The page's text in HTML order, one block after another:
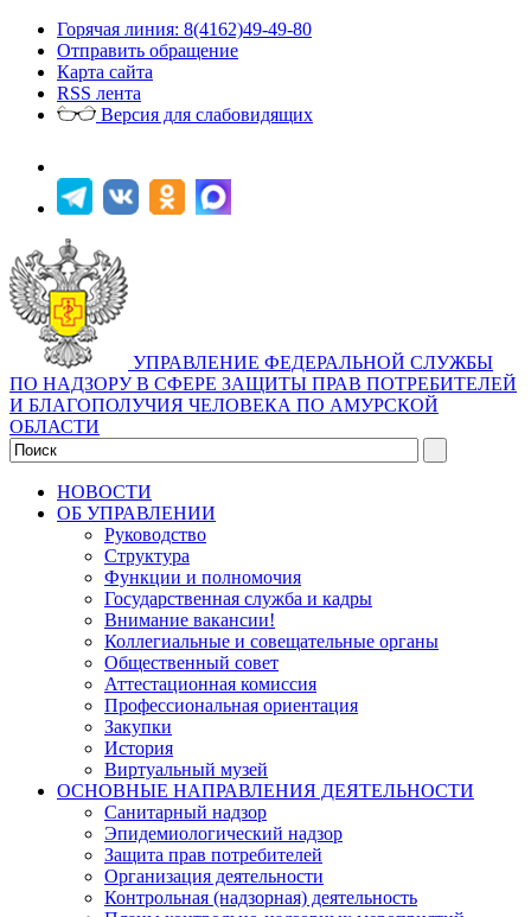
Горячая линия: 8(4162)49-49-80
Отправить обращение
Карта сайта
RSS лента
Версия для слабовидящих
УПРАВЛЕНИЕ ФЕДЕРАЛЬНОЙ СЛУЖБЫ
ПО НАДЗОРУ В СФЕРЕ ЗАЩИТЫ ПРАВ ПОТРЕБИТЕЛЕЙ
И БЛАГОПОЛУЧИЯ ЧЕЛОВЕКА ПО АМУРСКОЙ
ОБЛАСТИ
НОВОСТИ
ОБ УПРАВЛЕНИИ
Руководство
Структура
Функции и полномочия
Государственная служба и кадры
Внимание вакансии!
Коллегиальные и совещательные органы
Общественный совет
Аттестационная комиссия
Профессиональная ориентация
Закупки
История
Виртуальный музей
ОСНОВНЫЕ НАПРАВЛЕНИЯ ДЕЯТЕЛЬНОСТИ
Санитарный надзор
Эпидемиологический надзор
Защита прав потребителей
Организация деятельности
Контрольная (надзорная) деятельность